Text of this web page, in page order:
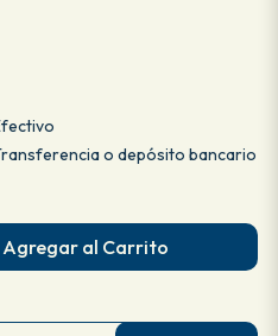
o depósito bancario
Agregar al Carrito